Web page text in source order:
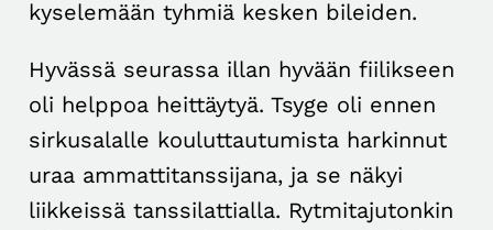
kyselemään tyhmiä kesken bileiden.
Hyvässä seurassa illan hyvään fiilikseen
oli helppoa heittäytyä. Tsyge oli ennen
sirkusalalle kouluttautumista harkinnut
uraa ammattitanssijana, ja se näkyi
liikkeissä tanssilattialla. Rytmitajutonkin